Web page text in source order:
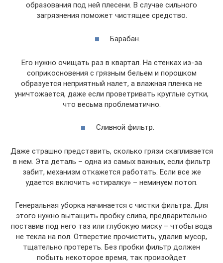
образования под ней плесени. В случае сильного
загрязнения поможет чистящее средство.
Барабан.
Его нужно очищать раз в квартал. На стенках из-за
соприкосновения с грязным бельем и порошком
образуется неприятный налет, а влажная пленка не
уничтожается, даже если проветривать круглые сутки,
что весьма проблематично.
Сливной фильтр.
Даже страшно представить, сколько грязи скапливается
в нем. Эта деталь – одна из самых важных, если фильтр
забит, механизм откажется работать. Если все же
удается включить «стиралку» – неминуем потоп.
Генеральная уборка начинается с чистки фильтра. Для
этого нужно вытащить пробку слива, предварительно
поставив под него таз или глубокую миску – чтобы вода
не текла на пол. Отверстие прочистить, удалив мусор,
тщательно протереть. Без пробки фильтр должен
побыть некоторое время, так произойдет